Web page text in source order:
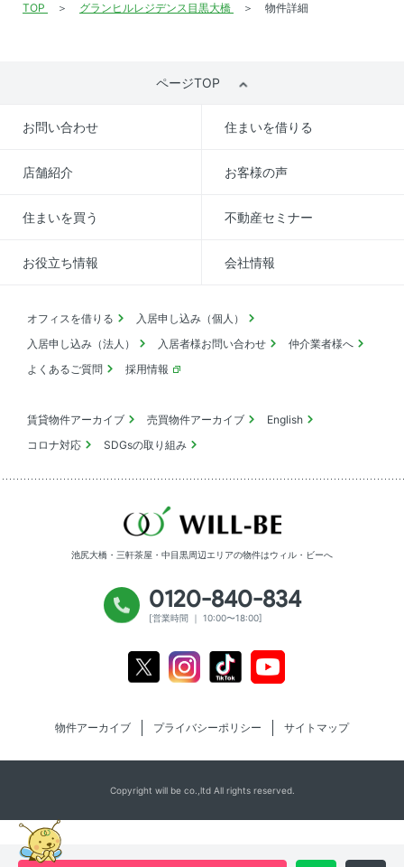
TOP グランヒルレジデンス目黒大橋 物件詳細
ページTOP
お問い合わせ 住まいを借りる
店舗紹介 お客様の声
住まいを買う 不動産セミナー
お役立ち情報 会社情報
オフィスを借りる
入居申し込み（個人）
入居申し込み（法人）
入居者様お問い合わせ
仲介業者様へ
よくあるご質問
採用情報
賃貸物件アーカイブ 売買物件アーカイブ
English
コロナ対応
SDGsの取り組み
池尻大橋・三軒茶屋・中目黒周辺エリアの物件はウィル・ビーへ
0120-840-834
[営業時間 ｜ 10:00〜18:00]
Instagram Tiktok
物件アーカイブ プライバシーポリシー サイトマップ
Copyright will be co.,ltd All rights reserved.